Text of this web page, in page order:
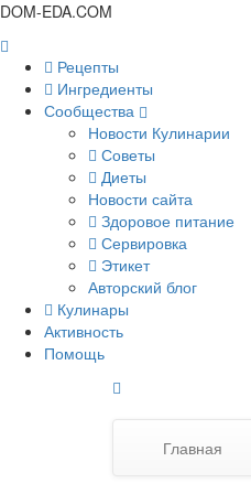
DOM-EDA.COM
Рецепты
Ингредиенты
Сообщества
Новости Кулинарии
Советы
Диеты
Новости сайта
Здоровое питание
Сервировка
Этикет
Авторский блог
Кулинары
Активность
Помощь
Главная